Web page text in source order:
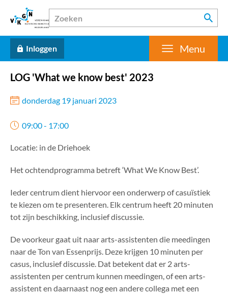
Inloggen Menu
LOG 'What we know best' 2023
donderdag 19 januari 2023
09:00 - 17:00
Locatie: in de Driehoek
Het ochtendprogramma betreft ‘What We Know Best’.
Ieder centrum dient hiervoor een onderwerp of casuïstiek
te kiezen om te presenteren. Elk centrum heeft 20 minuten
tot zijn beschikking, inclusief discussie.
De voorkeur gaat uit naar arts-assistenten die meedingen
naar de Ton van Essenprijs. Deze krijgen 10 minuten per
casus, inclusief discussie. Dat betekent dat er 2 arts-
assistenten per centrum kunnen meedingen, of een arts-
assistent en daarnaast nog een andere collega met een